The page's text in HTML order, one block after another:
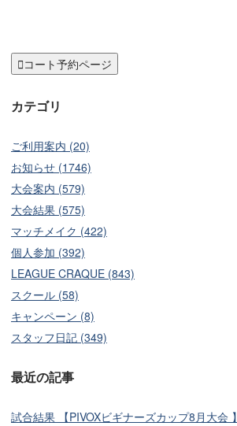
コート予約ページ
カテゴリ
ご利用案内 (20)
お知らせ (1746)
大会案内 (579)
大会結果 (575)
マッチメイク (422)
個人参加 (392)
LEAGUE CRAQUE (843)
スクール (58)
キャンペーン (8)
スタッフ日記 (349)
最近の記事
試合結果 【PIVOXビギナーズカップ8月大会 】